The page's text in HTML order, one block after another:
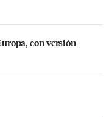
con versión